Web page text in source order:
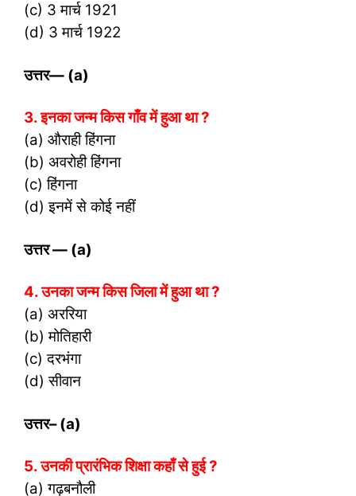
(c) 3 मार्च 1921
(d) 3 मार्च 1922
उत्तर— (a)
3. इनका जन्म किस गाँव में हुआ था ?
(a) औराही हिंगना
(b) अवरोही हिंगना
(c) हिंगना
(d) इनमें से कोई नहीं
उत्तर— (a)
4. उनका जन्म किस जिला में हुआ था ?
(a) अररिया
(b) मोतिहारी
(c) दरभंगा
(d) सीवान
उत्तर– (a)
5. उनकी प्रारंभिक शिक्षा कहाँ से हुई ?
(a) गढ़बनौली